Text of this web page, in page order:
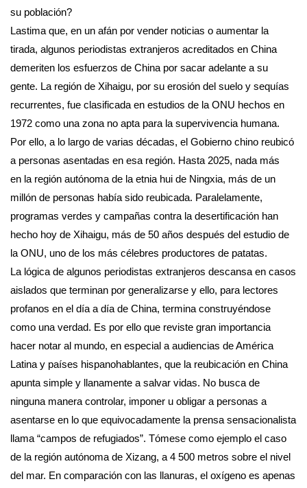
su población?
Lastima que, en un afán por vender noticias o aumentar la
tirada, algunos periodistas extranjeros acreditados en China
demeriten los esfuerzos de China por sacar adelante a su
gente. La región de Xihaigu, por su erosión del suelo y sequías
recurrentes, fue clasificada en estudios de la ONU hechos en
1972 como una zona no apta para la supervivencia humana.
Por ello, a lo largo de varias décadas, el Gobierno chino reubicó
a personas asentadas en esa región. Hasta 2025, nada más
en la región autónoma de la etnia hui de Ningxia, más de un
millón de personas había sido reubicada. Paralelamente,
programas verdes y campañas contra la desertificación han
hecho hoy de Xihaigu, más de 50 años después del estudio de
la ONU, uno de los más célebres productores de patatas.
La lógica de algunos periodistas extranjeros descansa en casos
aislados que terminan por generalizarse y ello, para lectores
profanos en el día a día de China, termina construyéndose
como una verdad. Es por ello que reviste gran importancia
hacer notar al mundo, en especial a audiencias de América
Latina y países hispanohablantes, que la reubicación en China
apunta simple y llanamente a salvar vidas. No busca de
ninguna manera controlar, imponer u obligar a personas a
asentarse en lo que equivocadamente la prensa sensacionalista
llama “campos de refugiados”. Tómese como ejemplo el caso
de la región autónoma de Xizang, a 4 500 metros sobre el nivel
del mar. En comparación con las llanuras, el oxígeno es apenas